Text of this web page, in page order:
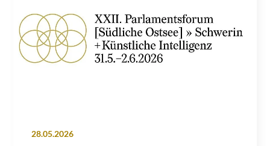
28.05.2026